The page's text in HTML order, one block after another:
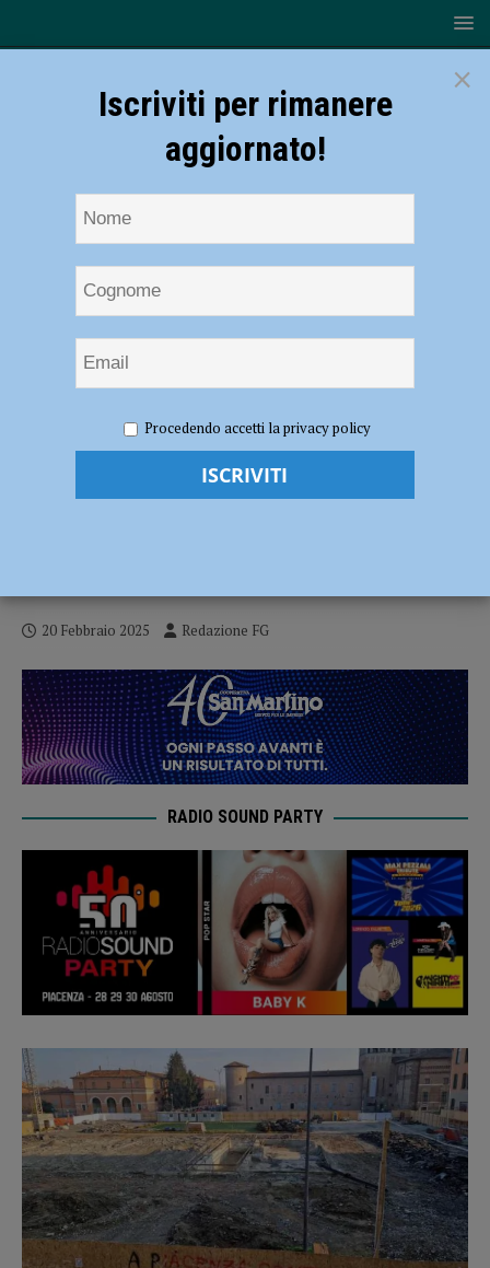
Cittadella, l’azienda rimuove le ruspe dal cantiere. Centrodestra: “Cosa
sta succedendo?”
Colpo di scena in Piazza Cittadella,
20 Febbraio 2025 Redazione FG
RADIO SOUND PARTY
×
Iscriviti per rimanere
aggiornato!
Procedendo accetti la privacy policy